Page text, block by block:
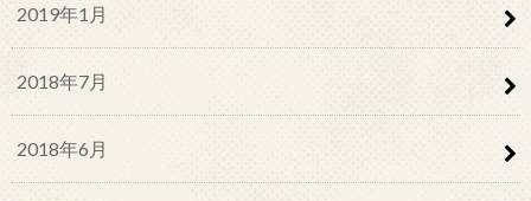
2019年1月
2018年7月
2018年6月